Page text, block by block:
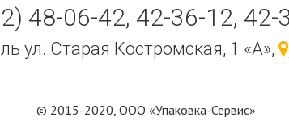
48-06-42, 42-36-12, 42-
ул. Старая Костромская, 1 «А»,
© 2015-2020, ООО «Упаковка-Сервис»